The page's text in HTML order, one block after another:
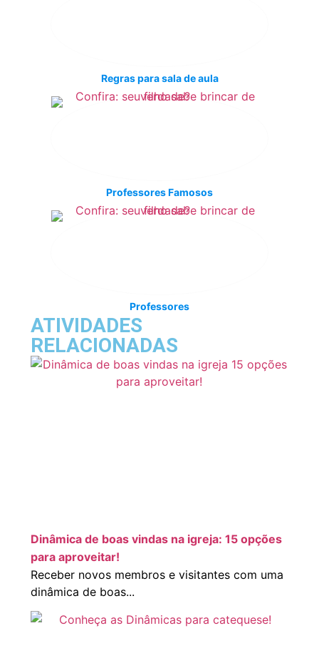
Regras para sala de aula
Professores Famosos
Professores
ATIVIDADES
RELACIONADAS
Dinâmica de boas vindas na igreja: 15 opções
para aproveitar!
Receber novos membros e visitantes com uma
dinâmica de boas...